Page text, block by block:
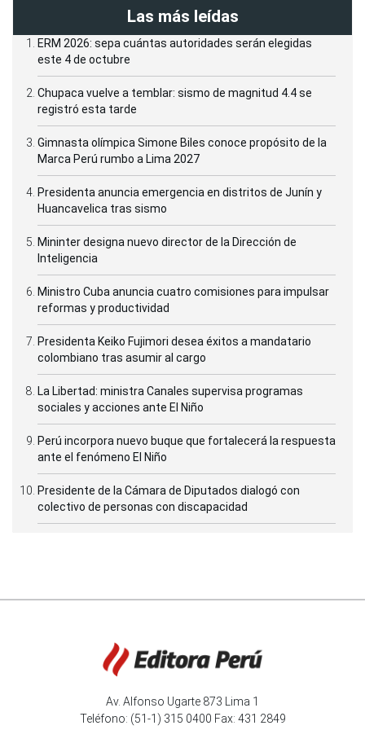
Las más leídas
ERM 2026: sepa cuántas autoridades serán elegidas
este 4 de octubre
Chupaca vuelve a temblar: sismo de magnitud 4.4 se
registró esta tarde
Gimnasta olímpica Simone Biles conoce propósito de la
Marca Perú rumbo a Lima 2027
Presidenta anuncia emergencia en distritos de Junín y
Huancavelica tras sismo
Mininter designa nuevo director de la Dirección de
Inteligencia
Ministro Cuba anuncia cuatro comisiones para impulsar
reformas y productividad
Presidenta Keiko Fujimori desea éxitos a mandatario
colombiano tras asumir al cargo
La Libertad: ministra Canales supervisa programas
sociales y acciones ante El Niño
Perú incorpora nuevo buque que fortalecerá la respuesta
ante el fenómeno El Niño
Presidente de la Cámara de Diputados dialogó con
colectivo de personas con discapacidad
Av. Alfonso Ugarte 873 Lima 1
Teléfono: (51-1) 315 0400 Fax: 431 2849